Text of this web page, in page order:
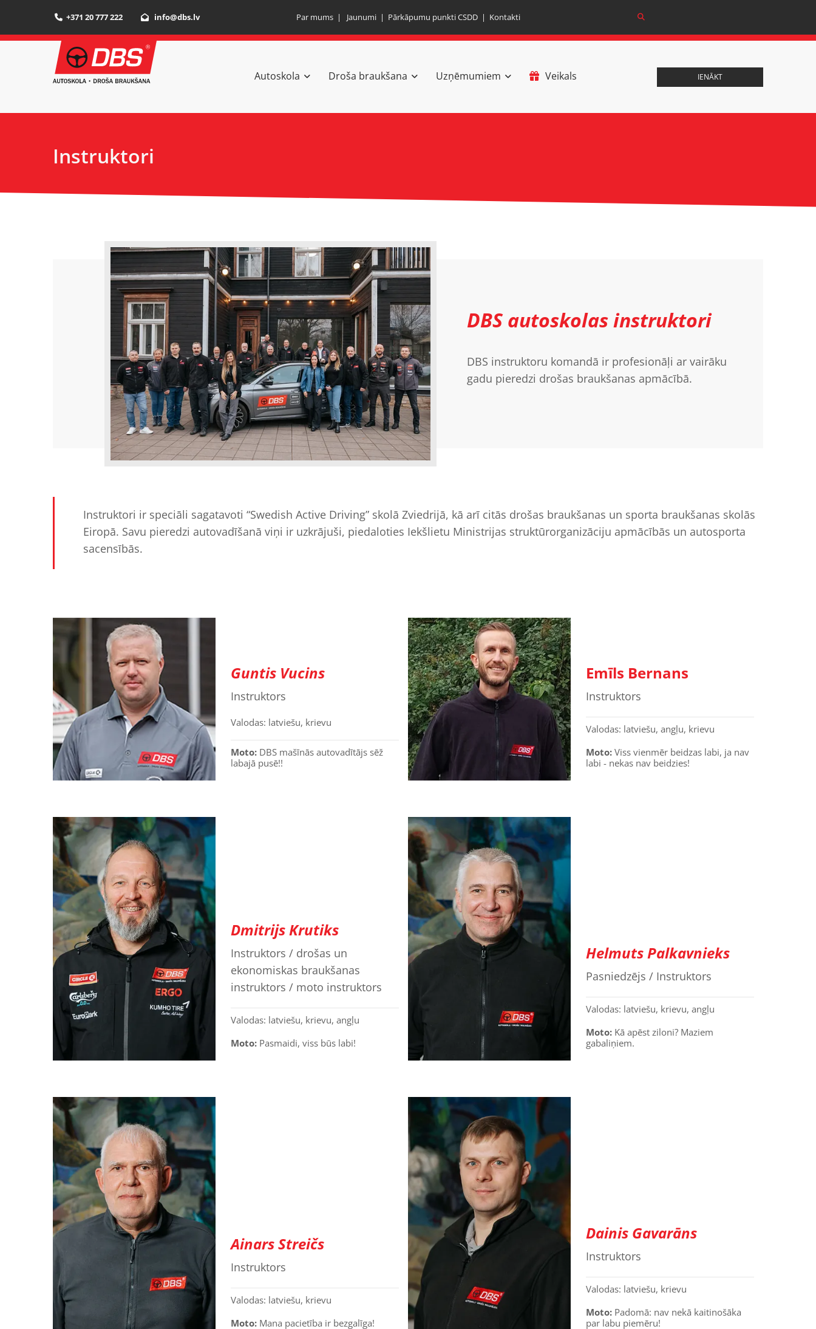
 +371 20 777 222  info@dbs.lv Par mums| Jaunumi | Pārkāpumu punkti CSDD| Kontakti
Autoskola Droša braukšana Uzņēmumiem Veikals IENĀKT
Instruktori
DBS autoskolas instruktori
DBS instruktoru komandā ir profesionāļi ar vairāku
gadu pieredzi drošas braukšanas apmācībā.
Instruktori ir speciāli sagatavoti “Swedish Active Driving” skolā Zviedrijā, kā arī citās drošas braukšanas un sporta braukšanas skolās
Eiropā. Savu pieredzi autovadīšanā viņi ir uzkrājuši, piedaloties Iekšlietu Ministrijas struktūrorganizāciju apmācībās un autosporta
sacensībās.
Guntis Vucins
Instruktors
Valodas: latviešu, krievu
Moto:DBS mašīnās autovadītājs sēž
labajā pusē!!
Emīls Bernans
Instruktors
Valodas: latviešu, angļu, krievu
Moto:Viss vienmēr beidzas labi, ja nav
labi - nekas nav beidzies!
Dmitrijs Krutiks
Instruktors / drošas un
ekonomiskas braukšanas
instruktors / moto instruktors
Valodas: latviešu, krievu, angļu
Moto:Pasmaidi, viss būs labi!
Helmuts Palkavnieks
Pasniedzējs / Instruktors
Valodas: latviešu, krievu, angļu
Moto:Kā apēst ziloni? Maziem
gabaliņiem.
Ainars Streičs
Instruktors
Valodas: latviešu, krievu
Moto:Mana pacietība ir bezgalīga!
Dainis Gavarāns
Instruktors
Valodas: latviešu, krievu
Moto:Padomā: nav nekā kaitinošāka
par labu piemēru!